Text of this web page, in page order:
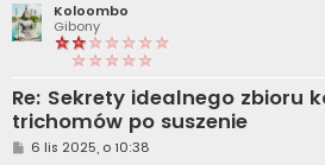
Koloombo
Gibony
Re: Sekrety idealnego zbioru
trichomów po suszenie
P6 lis 2025, o 10:38